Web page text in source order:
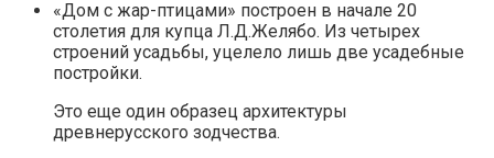
«Дом с жар-птицами» построен в начале 20
столетия для купца Л.Д.Желябо. Из четырех
строений усадьбы, уцелело лишь две усадебные
постройки.
Это еще один образец архитектуры
древнерусского зодчества.